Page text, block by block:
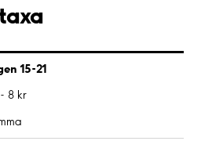
15-21
8 kr